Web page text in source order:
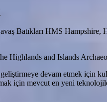
Batıkları HMS Hampshire,
Highlands and Islands
devam etmek için
için mevcut en yeni